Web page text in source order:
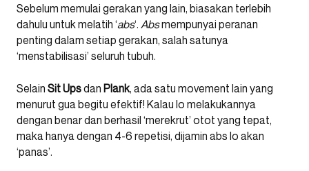
Sebelum memulai gerakan yang lain, biasakan terlebih
dahulu untuk melatih ‘abs‘. Absmempunyai peranan
penting dalam setiap gerakan, salah satunya
‘menstabilisasi’ seluruh tubuh.
Selain SitUpsdan Plank, ada satu movement lain yang
menurut gua begitu efektif! Kalau lo melakukannya
dengan benar dan berhasil ‘merekrut’ otot yang tepat,
maka hanya dengan 4-6 repetisi, dijamin abs lo akan
‘panas’.